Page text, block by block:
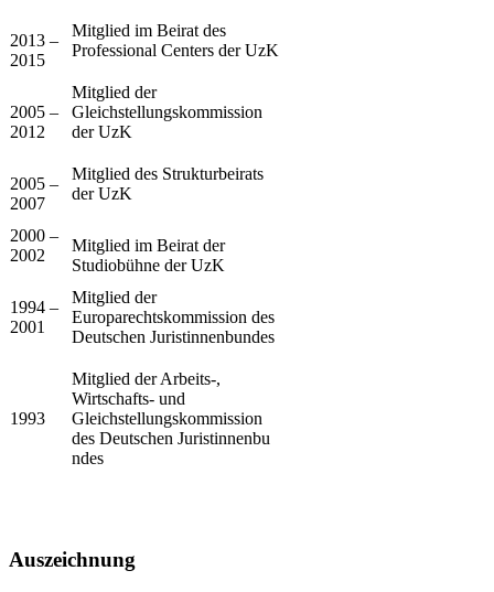
​​2013 –
2015
​Mitglied im Beirat des
Professional Centers der UzK
​​2005 –
2012
​​Mitglied der
Gleichstellungskommission
der UzK
2005 –
2007
​​Mitglied des Strukturbeirats
der UzK
​​2000 –
2002
Mitglied im Beirat der
Studiobühne der UzK
​1994 –
2001
​Mitglied der
Europarechtskommission des
Deutschen Juristinnenbundes
​1993
​Mitglied der Arbeits-,
Wirtschafts- und
Gleichstellungskommission
des Deutschen Juristinnen​bu​
ndes
Auszeichnung